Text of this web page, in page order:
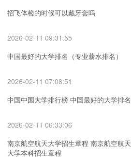
招飞体检的时候可以戴牙套吗
2026-02-11 09:31:55
中国最好的大学排名（专业薪水排名）
2026-02-11 07:08:51
中国中国大学排行榜 中国最好的大学排名
2026-02-11 06:33:06
南京航空航天大学招生章程 南京航空航天
大学本科招生章程